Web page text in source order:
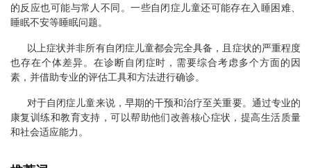
的反应也可能与常人不同。一些自闭症儿童还可能存在入睡困难、
睡眠不安等睡眠问题。
以上症状并非所有自闭症儿童都会完全具备，且症状的严重程度
也存在个体差异。在诊断自闭症时，需要综合考虑多个方面的因
素，并借助专业的评估工具和方法进行确诊。
对于自闭症儿童来说，早期的干预和治疗至关重要。通过专业的
康复训练和教育支持，可以帮助他们改善核心症状，提高生活质量
和社会适应能力。